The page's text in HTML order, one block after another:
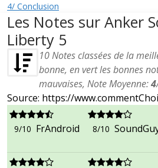
4/ Conclusion
Les Notes sur Anker
Liberty 5
10Notes classées de la
bonne, en vert les bonnes
mauvaises, Note Moyenne:4
Source: https://
9/10 FrAndroid 8/10